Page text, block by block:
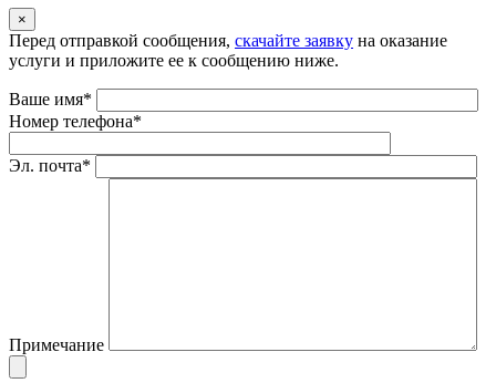
×
Перед отправкой сообщения, скачайте заявку на оказание
услуги и приложите ее к сообщению ниже.
Ваше имя*
Номер телефона*
Эл. почта*
Примечание